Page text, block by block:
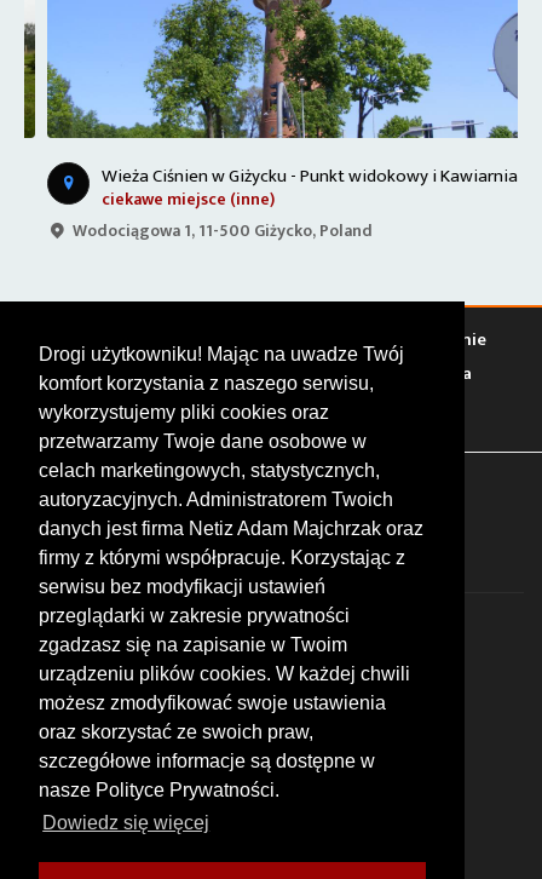
Drogi użytkowniku! Mając na uwadze Twój
komfort korzystania z naszego serwisu,
wykorzystujemy pliki cookies oraz
przetwarzamy Twoje dane osobowe w
celach marketingowych, statystycznych,
autoryzacyjnych. Administratorem Twoich
danych jest firma Netiz Adam Majchrzak oraz
firmy z którymi współpracuje. Korzystając z
serwisu bez modyfikacji ustawień
przeglądarki w zakresie prywatności
zgadzasz się na zapisanie w Twoim
urządzeniu plików cookies. W każdej chwili
możesz zmodyfikować swoje ustawienia
oraz skorzystać ze swoich praw,
szczegółowe informacje są dostępne w
nasze Polityce Prywatności.
Dowiedz się więcej
Wieża Ciśnien w Giżycku - Punkt widokowy i Kawiarnia
ciekawe miejsce (inne)
Wodociągowa 1, 11-500 Giżycko, Poland
Warto zobaczyć Serwisy Stacje paliw
Jedzenie
Bary Zakwaterowanie Tory Zloty Rajdy
Spotkania
Targi Giełdy Szkolenia
FOLLOW US
© 2026 by MotoWhizzer.com
All rights reserved.
KONTAKT
ul. Chopina 16, I piętro
47-400 Racibórz